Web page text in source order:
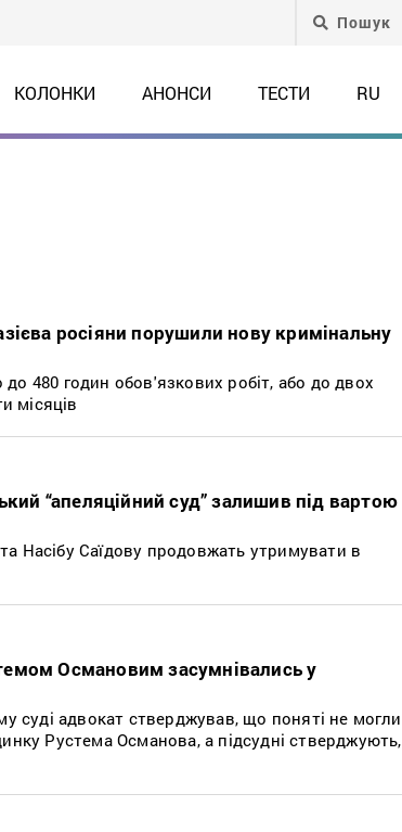
Пошук
КОЛОНКИ АНОНСИ ТЕСТИ RU
росіяни порушили нову кримінальну
480 годин обов'язкових робіт, або до двох
місяців
“апеляційний суд” залишив під вартою
Насібу Саїдову продовжать утримувати в
Османовим засумнівались у
суді адвокат стверджував, що поняті не могли
Рустема Османова, а підсудні стверджують,